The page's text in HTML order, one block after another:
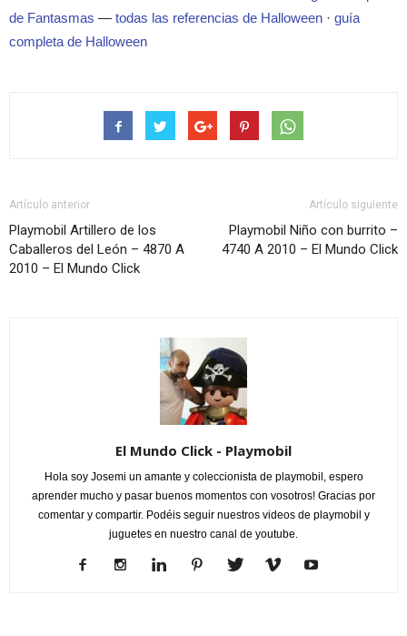
de Fantasmas — todas las referencias de Halloween · guía
completa de Halloween
Artículo anterior
Playmobil Artillero de los
Caballeros del León – 4870 A
2010 – El Mundo Click
Artículo siguiente
Playmobil Niño con burrito –
4740 A 2010 – El Mundo Click
El Mundo Click - Playmobil
Hola soy Josemi un amante y coleccionista de playmobil, espero
aprender mucho y pasar buenos momentos con vosotros! Gracias por
comentar y compartir. Podéis seguir nuestros videos de playmobil y
juguetes en nuestro canal de youtube.